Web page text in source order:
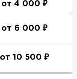
от 4 000 ₽
от 6 000 ₽
от 10 500 ₽